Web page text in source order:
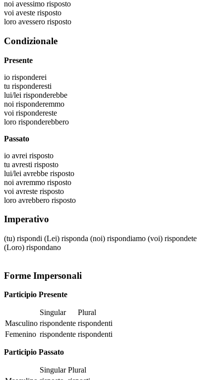
noi avessimo risposto
voi aveste risposto
loro avessero risposto
Condizionale
Presente
io risponderei
tu risponderesti
lui/lei risponderebbe
noi risponderemmo
voi rispondereste
loro risponderebbero
Passato
io avrei risposto
tu avresti risposto
lui/lei avrebbe risposto
noi avremmo risposto
voi avreste risposto
loro avrebbero risposto
Imperativo
(tu) rispondi (Lei) risponda (noi) rispondiamo (voi) rispondete
(Loro) rispondano
Forme Impersonali
Participio Presente
Singular
Plural
Masculino rispondente rispondenti
Femenino rispondente rispondenti
Participio Passato
Singular Plural